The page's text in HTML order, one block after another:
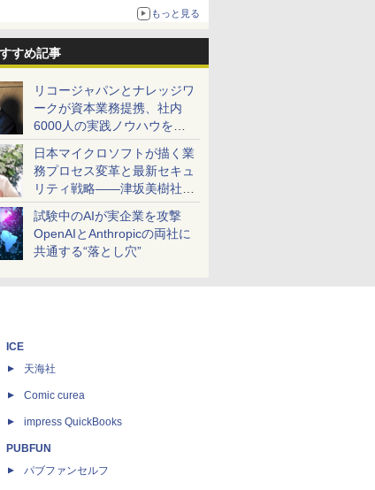
もっと見る
すめ記事
リコージャパンとナレッジワ
ークが資本業務提携、社内
6000人の実践ノウハウを生
かした「AI商談記録 for
RICOH」を展開へ
日本マイクロソフトが描く業
務プロセス変革と最新セキュ
リティ戦略――津坂美樹社長
が2027年度戦略を説明
試験中のAIが実企業を攻撃
OpenAIとAnthropicの両社に
共通する“落とし穴”
ICE
天海社
Comic curea
impress QuickBooks
PUBFUN
パブファンセルフ